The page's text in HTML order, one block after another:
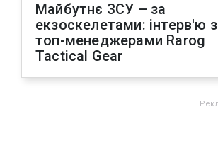
Майбутнє ЗСУ – за
екзоскелетами: інтерв'ю з
топ-менеджерами Rarog
Tactical Gear